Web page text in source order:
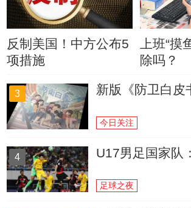
反制美国！中方公布5
项措施
上班“摸
除吗？
3 新版《防卫白皮
今日关注
4 U17男足国家队
足球之夜